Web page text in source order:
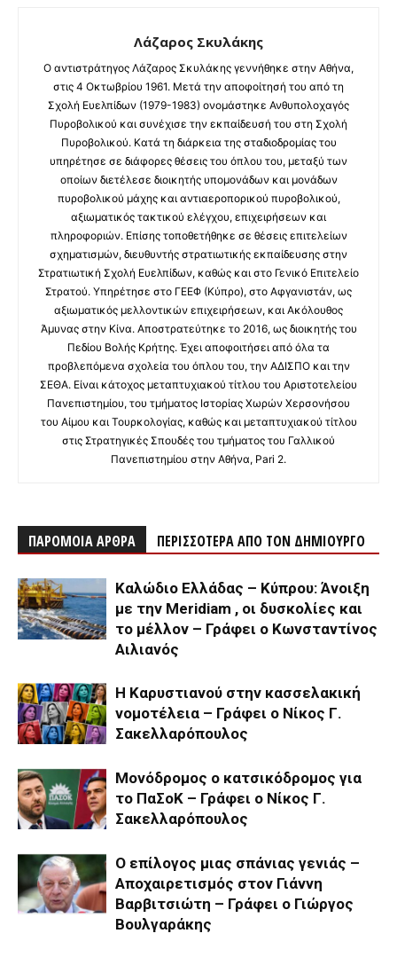
Λάζαρος Σκυλάκης
O αντιστράτηγος Λάζαρος Σκυλάκης γεννήθηκε στην Αθήνα,
στις 4 Οκτωβρίου 1961. Μετά την αποφοίτησή του από τη
Σχολή Ευελπίδων (1979-1983) ονομάστηκε Ανθυπολοχαγός
Πυροβολικού και συνέχισε την εκπαίδευσή του στη Σχολή
Πυροβολικού. Κατά τη διάρκεια της σταδιοδρομίας του
υπηρέτησε σε διάφορες θέσεις του όπλου του, μεταξύ των
οποίων διετέλεσε διοικητής υπομονάδων και μονάδων
πυροβολικού μάχης και αντιαεροπορικού πυροβολικού,
αξιωματικός τακτικού ελέγχου, επιχειρήσεων και
πληροφοριών. Επίσης τοποθετήθηκε σε θέσεις επιτελείων
σχηματισμών, διευθυντής στρατιωτικής εκπαίδευσης στην
Στρατιωτική Σχολή Ευελπίδων, καθώς και στο Γενικό Επιτελείο
Στρατού. Υπηρέτησε στο ΓΕΕΦ (Κύπρο), στο Αφγανιστάν, ως
αξιωματικός μελλοντικών επιχειρήσεων, και Ακόλουθος
Άμυνας στην Κίνα. Αποστρατεύτηκε το 2016, ως διοικητής του
Πεδίου Βολής Κρήτης. Έχει αποφοιτήσει από όλα τα
προβλεπόμενα σχολεία του όπλου του, την ΑΔΙΣΠΟ και την
ΣΕΘΑ. Είναι κάτοχος μεταπτυχιακού τίτλου του Αριστοτελείου
Πανεπιστημίου, του τμήματος Ιστορίας Χωρών Χερσονήσου
του Αίμου και Τουρκολογίας, καθώς και μεταπτυχιακού τίτλου
στις Στρατηγικές Σπουδές του τμήματος του Γαλλικού
Πανεπιστημίου στην Αθήνα, Pari 2.
ΠΑΡΟΜΟΙΑ ΑΡΘΡΑ ΠΕΡΙΣΣΟΤΕΡΑ ΑΠΟ ΤΟΝ ΔΗΜΙΟΥΡΓΟ
Καλώδιο Ελλάδας – Κύπρου: Άνοιξη
με την Meridiam , οι δυσκολίες και
το μέλλον – Γράφει ο Κωνσταντίνος
Αιλιανός
Η Καρυστιανού στην κασσελακική
νομοτέλεια – Γράφει ο Νίκος Γ.
Σακελλαρόπουλος
Μονόδρομος ο κατσικόδρομος για
το ΠαΣοΚ – Γράφει ο Νίκος Γ.
Σακελλαρόπουλος
Ο επίλογος μιας σπάνιας γενιάς –
Αποχαιρετισμός στον Γιάννη
Βαρβιτσιώτη – Γράφει ο Γιώργος
Βουλγαράκης